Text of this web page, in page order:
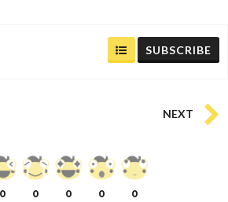
SUBSCRIBE
NEXT
0 0 0 0 0